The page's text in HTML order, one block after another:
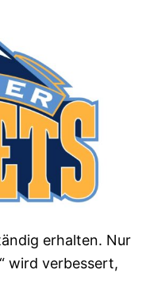
erhalten. Nur
wird verbessert,